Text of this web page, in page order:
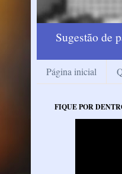
Sugestão de
Página inicial
FIQUE POR